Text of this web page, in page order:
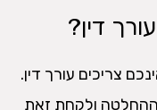
דין?
צריכים עורך דין.
ההחלטה ולקחת זאת